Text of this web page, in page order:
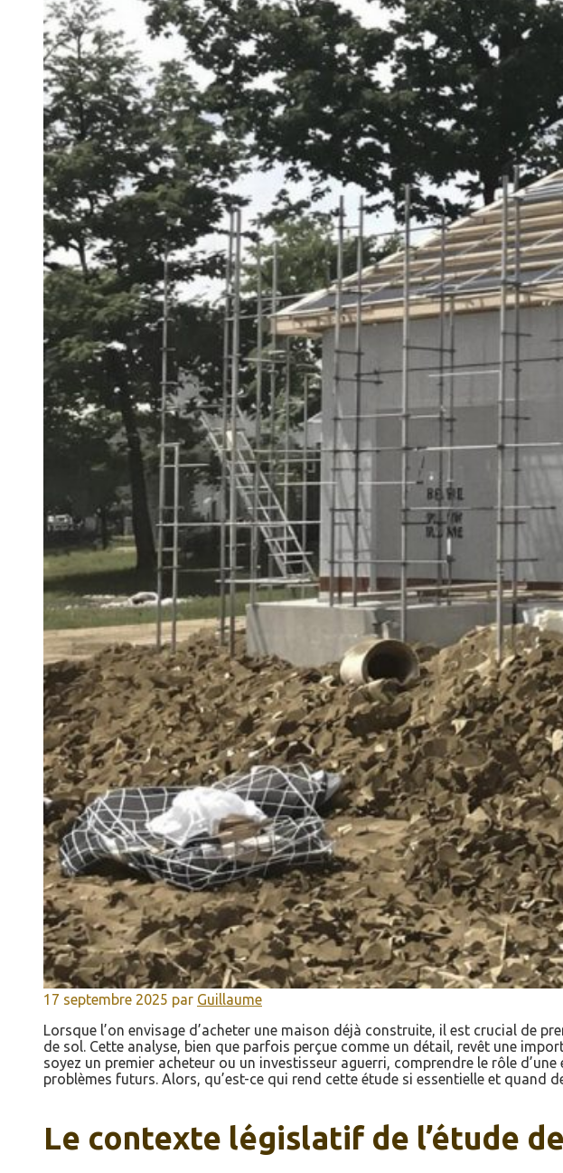
17 septembre 2025 par Guillaume
Lorsque l’on envisage d’acheter une maison déjà construite, il est crucial de
de sol. Cette analyse, bien que parfois perçue comme un détail, revêt une
soyez un premier acheteur ou un investisseur aguerri, comprendre le rôle
problèmes futurs. Alors, qu’est-ce qui rend cette étude si essentielle et quand
Le contexte législatif de l’étude